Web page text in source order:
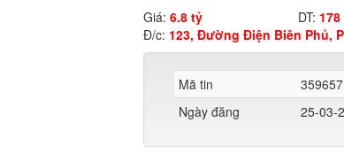
Giá: 6.8 tỷ DT: 178
Đ/c: 123, Đường Điện Biên Phủ,
Mã tin
359657
Ngày đăng
25-03-